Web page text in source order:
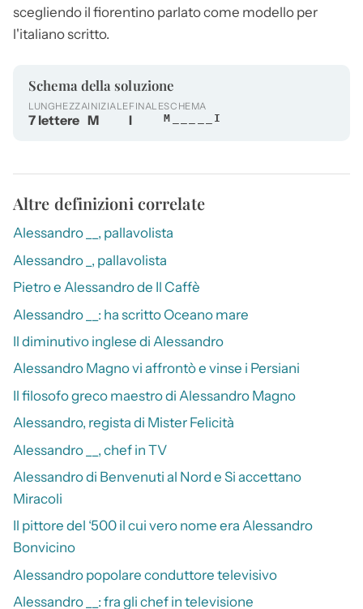
scegliendo il fiorentino parlato come modello per
l'italiano scritto.
Schema della soluzione
LUNGHEZZA
7 lettere
INIZIALE
M
FINALE
I
SCHEMA
M_____I
Altre definizioni correlate
Alessandro __, pallavolista
Alessandro _, pallavolista
Pietro e Alessandro de Il Caffè
Alessandro __: ha scritto Oceano mare
Il diminutivo inglese di Alessandro
Alessandro Magno vi affrontò e vinse i Persiani
Il filosofo greco maestro di Alessandro Magno
Alessandro, regista di Mister Felicità
Alessandro __, chef in TV
Alessandro di Benvenuti al Nord e Si accettano
Miracoli
Il pittore del ‘500 il cui vero nome era Alessandro
Bonvicino
Alessandro popolare conduttore televisivo
Alessandro __: fra gli chef in televisione